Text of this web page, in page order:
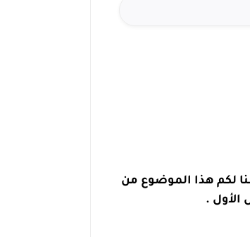
لكم هذا الموضوع من
الأول .